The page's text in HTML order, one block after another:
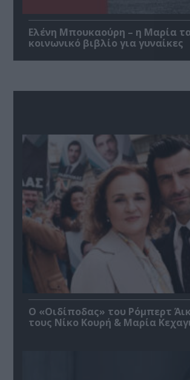
Ελένη Μπουκαούρη – η Μαρία
κοινωνικό βιβλίο για γυναίκες
O «Οιδίποδας» του Ρόμπερτ
τους Νίκο Κουρή & Μαρία